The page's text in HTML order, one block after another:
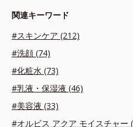
関連キーワード
#スキンケア (212)
#洗顔 (74)
#化粧水 (73)
#乳液・保湿液 (46)
#美容液 (33)
#オルビス アクア モイスチャー